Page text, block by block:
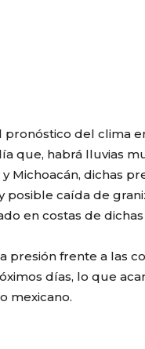
del clima
que, habrá lluvias
Michoacán, dichas
caída de
en costas de
presión frente a las
días, lo que
mexicano.